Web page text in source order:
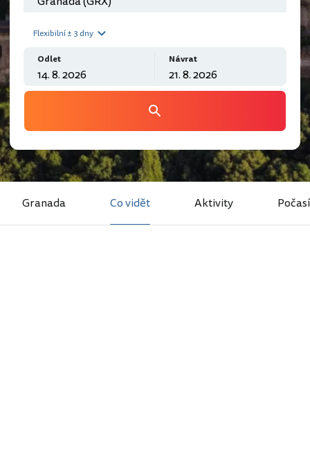
Flexibilní ± 3 dny
Odlet Návrat
Granada Co vidět Aktivity Počasí